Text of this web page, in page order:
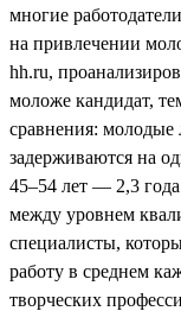
многие
на привлечении
hh.ru,
моложе кандидат,
сравнения: молодые
задерживаются на
45–54 лет — 2,3
между уровнем
специалисты,
работу в среднем
творческих